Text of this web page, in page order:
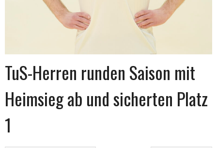
TuS-Herren runden Saison mit
Heimsieg ab und sicherten Platz
1